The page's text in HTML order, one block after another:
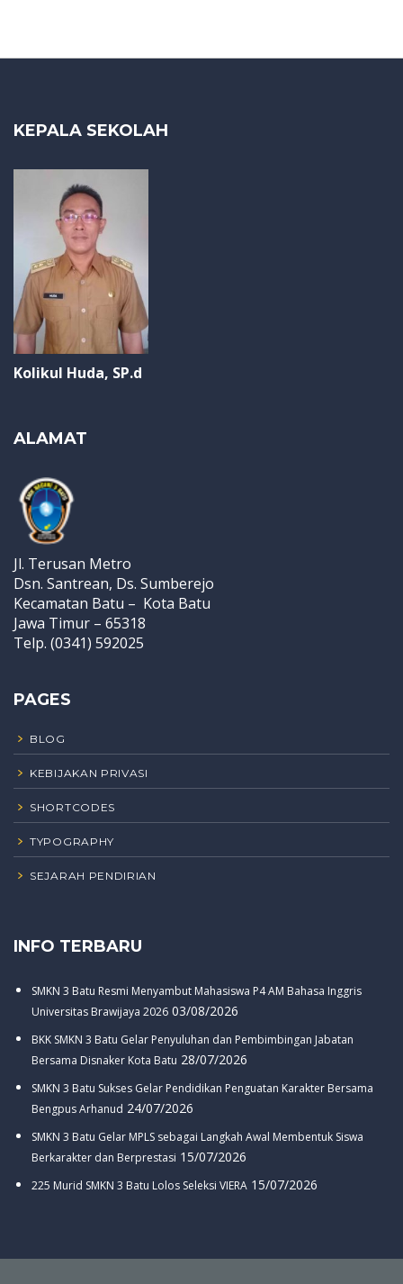
KEPALA SEKOLAH
Kolikul Huda, SP.d
ALAMAT
Jl. Terusan Metro
Dsn. Santrean, Ds. Sumberejo
Kecamatan Batu – Kota Batu
Jawa Timur – 65318
Telp. (0341) 592025
PAGES
BLOG
KEBIJAKAN PRIVASI
SHORTCODES
TYPOGRAPHY
SEJARAH PENDIRIAN
INFO TERBARU
SMKN 3 Batu Resmi Menyambut Mahasiswa P4 AM Bahasa Inggris
Universitas Brawijaya 2026 03/08/2026
BKK SMKN 3 Batu Gelar Penyuluhan dan Pembimbingan Jabatan
Bersama Disnaker Kota Batu 28/07/2026
SMKN 3 Batu Sukses Gelar Pendidikan Penguatan Karakter Bersama
Bengpus Arhanud 24/07/2026
SMKN 3 Batu Gelar MPLS sebagai Langkah Awal Membentuk Siswa
Berkarakter dan Berprestasi 15/07/2026
225 Murid SMKN 3 Batu Lolos Seleksi VIERA 15/07/2026